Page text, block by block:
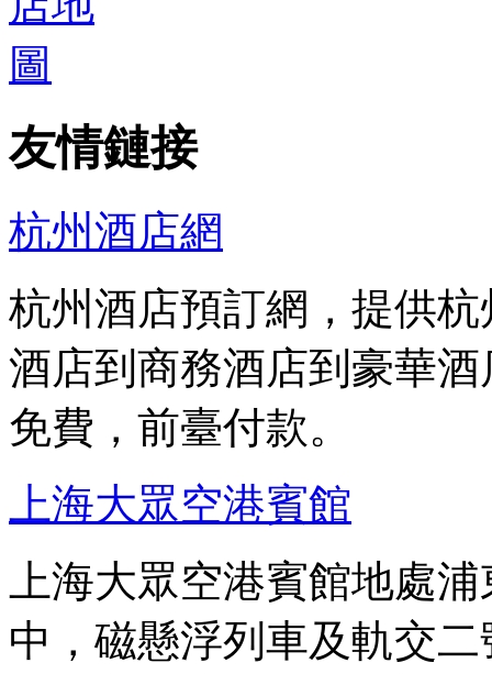
友情鏈接
杭州酒店網
杭州酒店預訂網，提供
酒店到商務酒店到豪華
免費，前臺付款。
上海大眾空港賓館
上海大眾空港賓館地處
中，磁懸浮列車及軌交